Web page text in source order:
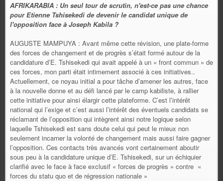
AFRIKARABIA : Un seul tour de scrutin, n'est-ce pas une chance
pour Etienne Tshisekedi de devenir le candidat unique de
l'opposition face à Joseph Kabila ?
AUGUSTE MAMPUYA : Avant même cette révision, une plate-forme
des forces de changement et de progrès s’était formé autour de la
candidature d’E. Tshisekedi qui avait appelé à un « front commun » de
ces forces, mon parti était intimement associé à ces initiatives..
Actuellement, ce noyau initial a pour tâche d’amener les autres, face
à la nouvelle donne et au défi lancé par le camp kabiliste, à rallier
cette initiative pour ainsi élargir cette plateforme. C’est l’intérêt
national qui l’exige et c’est aussi l’intérêt des éventuels candidats se
réclamant de l’opposition qui intègrent ainsi notre logique selon
laquelle Tshisekedi est sans doute celui qui peut le mieux non
seulement incarner la volonté de changement mais aussi faire gagner
l’opposition. Ces contacts très avancés vont certainement aboutir
sous peu à la candidature unique d’E. Tshisekedi, sur un échiquier
clarifié avec le face à face exclusif « forces de progrès » contre «
forces du statu quo et de régression nationale »